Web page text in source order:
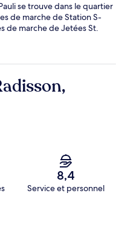
se trouve dans le quartier
de marche de Station S-
de marche de Jetées St.
8,4
Service et personnel